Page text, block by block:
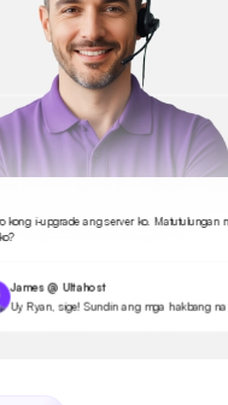
kong i-upgrade ang server ko. Matutulungan
James @ Ultahost
Uy Ryan, sige! Sundin ang mga hakbang na